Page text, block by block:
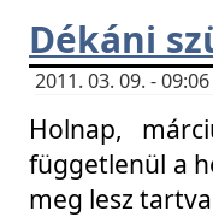
Dékáni
2011. 03. 09. -
Holnap,
függetlenül a
meg lesz